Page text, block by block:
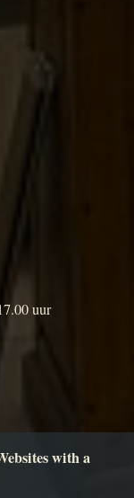
uur
with a